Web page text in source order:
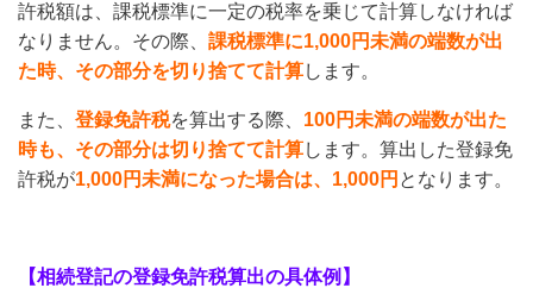
許税額は、課税標準に一定の税率を乗じて計算しなければ
なりません。その際、 課税標準に1,000円未満の端数が出
た時、その部分を切り捨てて計算します。
また、 登録免許税を算出する際、 100円未満の端数が出た
時も、その部分は切り捨てて計算します。算出した登録免
許税が1,000円未満になった場合は、1,000円 となります。
【相続登記の登録免許税算出の具体例】